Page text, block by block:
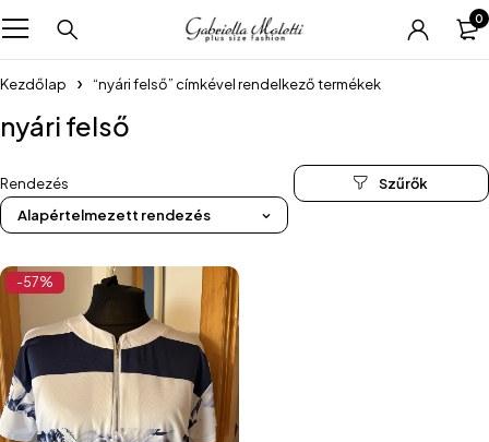
0
Kezdőlap “nyári felső” címkével rendelkező termékek
nyári felső
Rendezés
Alapértelmezett rendezés
-57%